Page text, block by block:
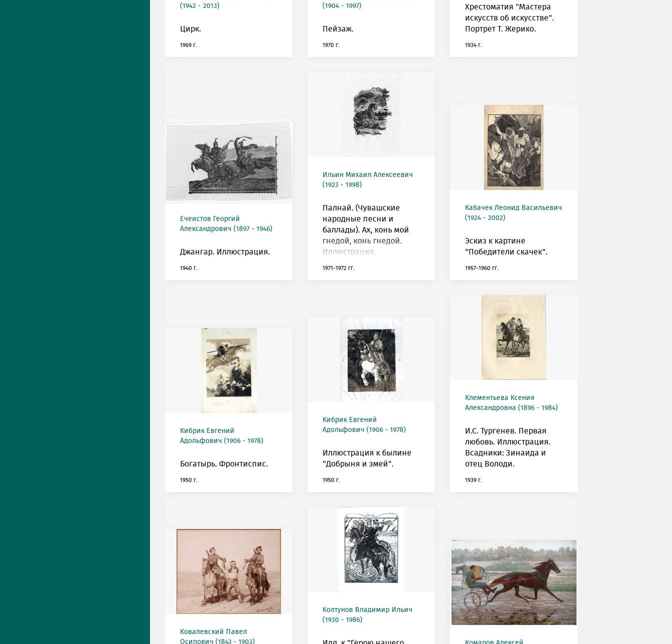
(1942 - 2013)
Цирк.
1969 г.
(1904 - 1997)
Пейзаж.
1970 г.
Хрестоматия "Мастера
искусств об искусстве".
Портрет Т. Жерико.
1934 г.
Ечеистов Георгий
Александрович (1897 - 1946)
Джангар. Иллюстрация.
1940 г.
Ильин Михаил Алексеевич
(1923 - 1998)
Палнай. (Чувашские
народные песни и
баллады). Ах, конь мой
гнедой, конь гнедой.
Иллюстрация.
1971-1972 гг.
Кабачек Леонид Васильевич
(1924 - 2002)
Эскиз к картине
"Победители скачек".
1957-1960 гг.
Кибрик Евгений
Адольфович (1906 - 1978)
Богатырь. Фронтиспис.
1950 г.
Кибрик Евгений
Адольфович (1906 - 1978)
Иллюстрация к былине
"Добрыня и змей".
1950 г.
Клементьева Ксения
Александровна (1896 - 1984)
И.С. Тургенев. Первая
любовь. Иллюстрация.
Всадники: Зинаида и
отец Володи.
1939 г.
Ковалевский Павел
Осипович (1843 - 1903)
Колтунов Владимир Ильич
(1930 - 1986)